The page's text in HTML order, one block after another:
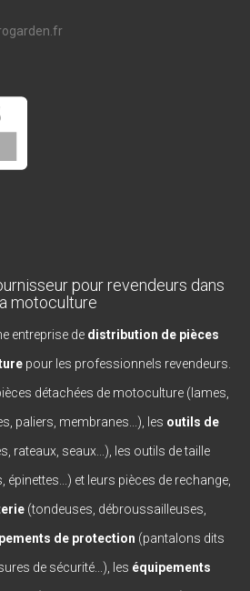
pour revendeurs dans
motoculture
entreprise de distribution de pièces
pour les professionnels revendeurs.
détachées de motoculture (lames,
paliers, membranes...), les outils de
rateaux, seaux...), les outils de taille
et leurs pièces de rechange,
(tondeuses, débroussailleuses,
de protection (pantalons dits
de sécurité...), les équipements